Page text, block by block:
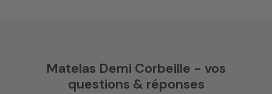
Matelas Demi Corbeille - vos
questions & réponses